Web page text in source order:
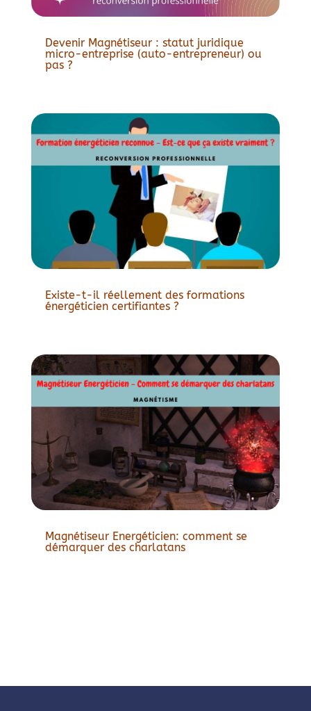
Devenir Magnétiseur : statut juridique
micro-entreprise (auto-entrepreneur) ou
pas ?
Existe-t-il réellement des formations
énergéticien certifiantes ?
Magnétiseur Energéticien: comment se
démarquer des charlatans